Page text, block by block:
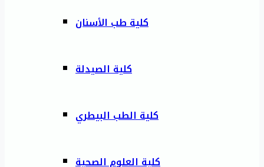
كلية طب الأسنان
كلية الصيدلة
كلية الطب البيطري
كلية العلوم الصحية